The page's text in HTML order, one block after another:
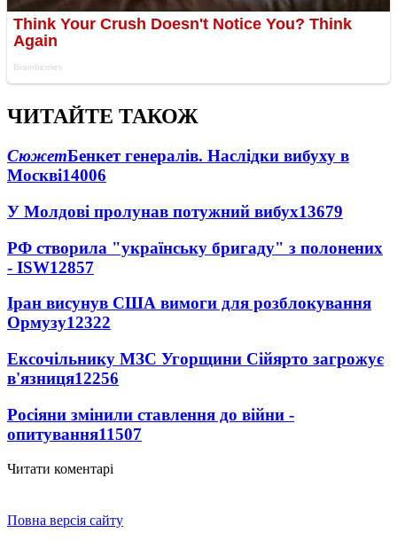
ЧИТАЙТЕ ТАКОЖ
СюжетБенкет генералів. Наслідки вибуху в
Москві14006
У Молдові пролунав потужний вибух13679
РФ створила "українську бригаду" з полонених
- ISW12857
Іран висунув США вимоги для розблокування
Ормузу12322
Ексочільнику МЗС Угорщини Сійярто загрожує
в'язниця12256
Росіяни змінили ставлення до війни -
опитування11507
Читати коментарі
Повна версія сайту